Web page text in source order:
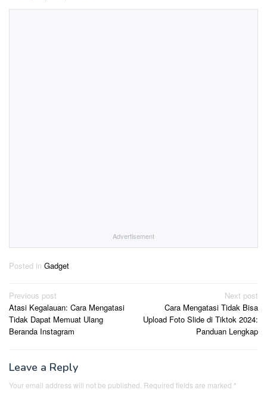
Advertisement
Posted in Gadget
Post
navigation
Previous post
Atasi Kegalauan: Cara Mengatasi
Tidak Dapat Memuat Ulang
Beranda Instagram
Next post
Cara Mengatasi Tidak Bisa
Upload Foto Slide di Tiktok 2024:
Panduan Lengkap
Leave a Reply
Your email address will not be published. Required fields are marked *